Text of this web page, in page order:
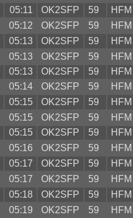
05:11 OK2SFP 59 HFM
05:12 OK2SFP 59 HFM
05:13 OK2SFP 59 HFM
05:13 OK2SFP 59 HFM
05:13 OK2SFP 59 HFM
05:14 OK2SFP 59 HFM
05:15 OK2SFP 59 HFM
05:15 OK2SFP 59 HFM
05:15 OK2SFP 59 HFM
05:16 OK2SFP 59 HFM
05:17 OK2SFP 59 HFM
05:17 OK2SFP 59 HFM
05:18 OK2SFP 59 HFM
05:19 OK2SFP 59 HFM